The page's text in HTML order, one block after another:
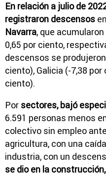
En relación a julio de
registraron descensos
Navarra, que
0,65 por ciento,
descensos se
ciento), Galicia (-7,38
ciento).
Por sectores, bajó
6.591 personas menos
colectivo sin empleo
agricultura, con una
industria, con un
se dio en la